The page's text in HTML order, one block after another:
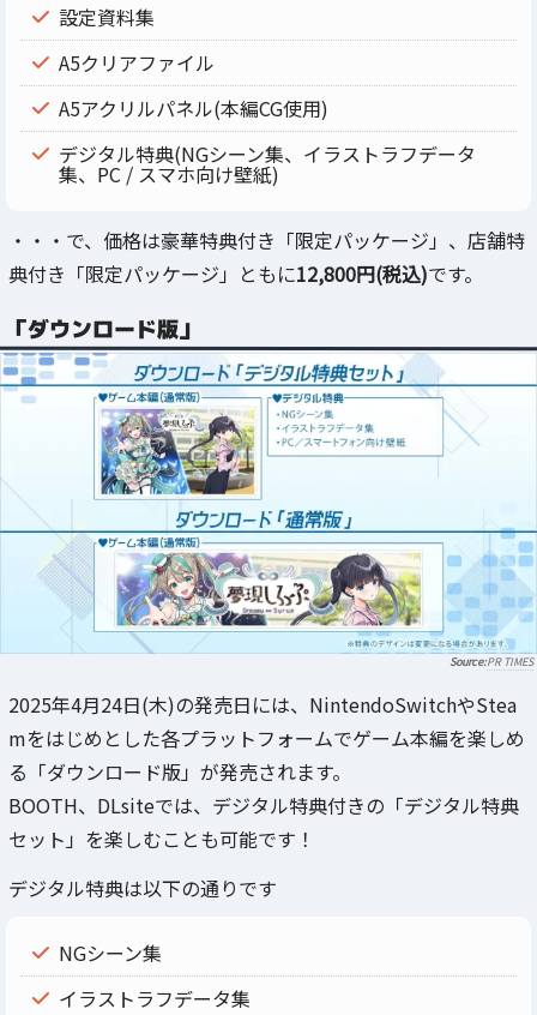
設定資料集
A5クリアファイル
A5アクリルパネル(本編CG使用)
デジタル特典(NGシーン集、イラストラフデータ
集、PC / スマホ向け壁紙)
・・・で、価格は豪華特典付き「限定パッケージ」、店舗特
典付き「限定パッケージ」ともに12,800円(税込)です。
「ダウンロード版」
PR TIMES
2025年4月24日(木)の発売日には、NintendoSwitchやStea
mをはじめとした各プラットフォームでゲーム本編を楽しめ
る「ダウンロード版」が発売されます。
BOOTH、DLsiteでは、デジタル特典付きの「デジタル特典
セット」を楽しむことも可能です！
デジタル特典は以下の通りです
NGシーン集
イラストラフデータ集